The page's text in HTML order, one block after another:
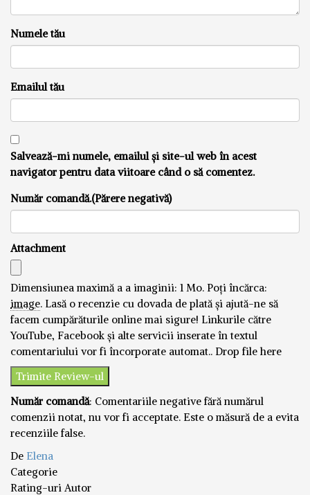
Numele tău
Emailul tău
Salvează-mi numele, emailul și site-ul web în acest
navigator pentru data viitoare când o să comentez.
Număr comandă.(Părere negativă)
Attachment
Dimensiunea maximă a a imaginii: 1 Mo. Poți încărca:
image. Lasă o recenzie cu dovada de plată și ajută-ne să
facem cumpărăturile online mai sigure! Linkurile către
YouTube, Facebook și alte servicii inserate în textul
comentariului vor fi încorporate automat.. Drop file here
Număr comandă: Comentariile negative fără numărul
comenzii notat, nu vor fi acceptate. Este o măsură de a evita
recenziile false.
De Elena
Categorie
Rating-uri Autor